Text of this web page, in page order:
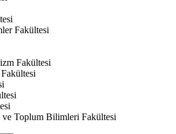
Fakültesi
Fakültesi
ve Toplum Bilimleri Fakültesi